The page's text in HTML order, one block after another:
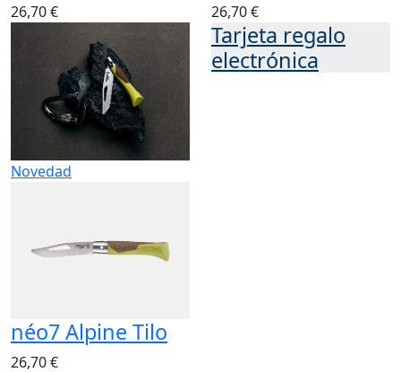
26,70 € 26,70 €
Novedad
néo7 Alpine Tilo
26,70 €
Tarjeta regalo
electrónica